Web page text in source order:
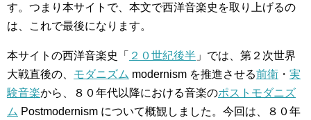
す。つまり本サイトで、本文で西洋音楽史を取り上げるの
は、これで最後になります。
本サイトの西洋音楽史「 ２０世紀後半 」では、第２次世界
大戦直後の、 モダニズム modernism を推進させる前衛 ・ 実
験音楽から、８０年代以降における音楽のポストモダニズ
ム Postmodernism について概観しました。今回は、８０年